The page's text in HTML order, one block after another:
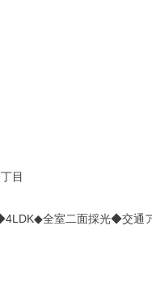
目
全室二面採光◆交通ア